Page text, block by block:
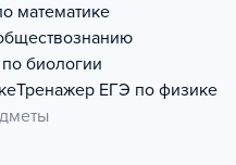
математике
биологии
Тренажер ЕГЭ по физике